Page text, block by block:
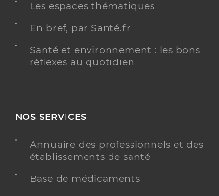
Les espaces thématiques
En bref, par Santé.fr
Santé et environnement : les bons
réflexes au quotidien
NOS SERVICES
Annuaire des professionnels et des
établissements de santé
Base de médicaments